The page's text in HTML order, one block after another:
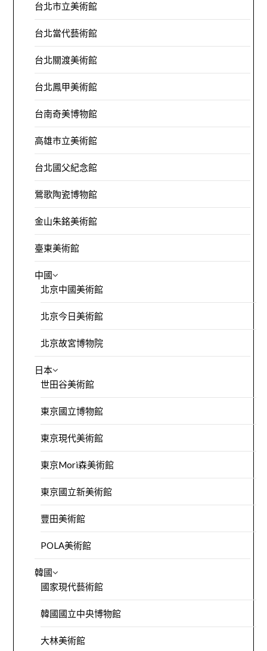
台北市立美術館
台北當代藝術館
台北關渡美術館
台北鳳甲美術館
台南奇美博物館
高雄市立美術館
台北國父紀念館
鶯歌陶瓷博物館
金山朱銘美術館
臺東美術館
中國
北京中國美術館
北京今日美術館
北京故宮博物院
日本
世田谷美術館
東京國立博物館
東京現代美術館
東京Mori森美術館
東京國立新美術館
豐田美術館
POLA美術館
韓國
國家現代藝術館
韓國國立中央博物館
大林美術館